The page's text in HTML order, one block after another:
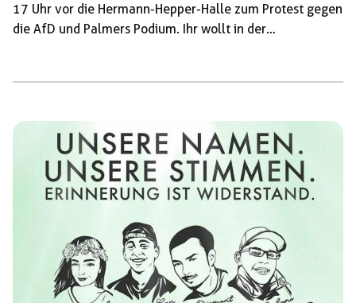
17 Uhr vor die Hermann-Hepper-Halle zum Protest gegen
die AfD und Palmers Podium. Ihr wollt in der
Kundgebung des Bündnis Gemeinsam & […]